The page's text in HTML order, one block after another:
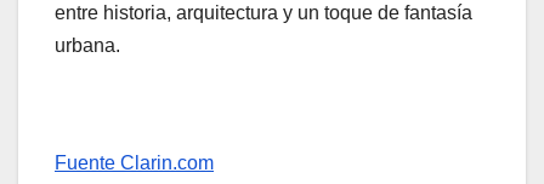
entre historia, arquitectura y un toque de fantasía
urbana.
Fuente Clarin.com